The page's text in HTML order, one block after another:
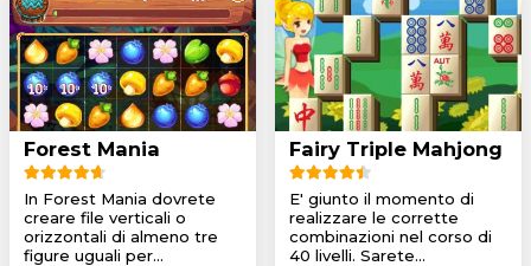
Forest Mania
In Forest Mania dovrete
creare file verticali o
orizzontali di almeno tre
figure uguali per...
Fairy Triple Mahjong
E' giunto il momento di
realizzare le corrette
combinazioni nel corso di
40 livelli. Sarete...